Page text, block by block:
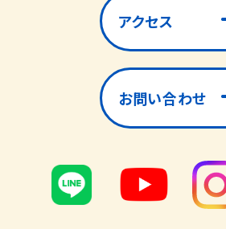
アクセス
お問い合わせ